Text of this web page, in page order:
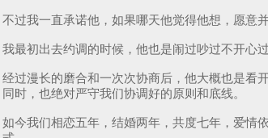
不过我一直承诺他，如果哪天他觉得他想，愿意
我最初出去约调的时候，他也是闹过吵过不开
经过漫长的磨合和一次次协商后，他大概也是看
同时，也绝对严守我们协调好的原则和底线。
如今我们相恋五年，结婚两年，共度七年，爱情